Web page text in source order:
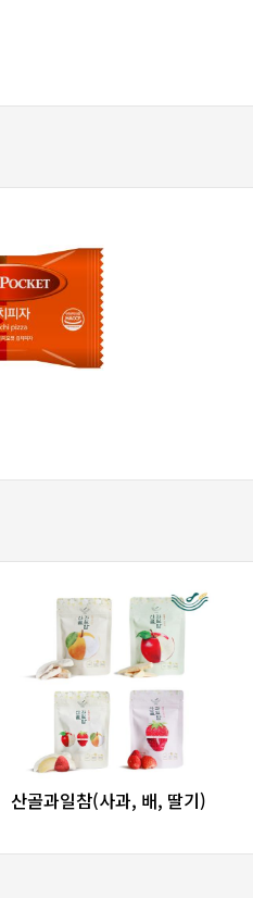
favorite_bordershare
산골과일참(사과, 배, 딸기)